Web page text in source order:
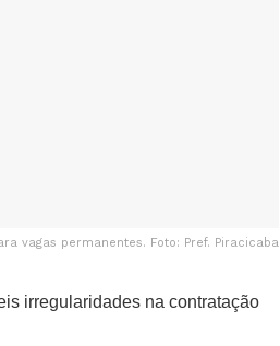
vagas permanentes. Foto: Pref. Piracicaba
irregularidades na contratação